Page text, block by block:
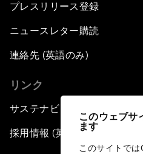
このウェブサ
ます
このサイトで
プレスリリース登録
ニュースレター購読
連絡先 (英語のみ)
リンク
サステナビリティへの取り組み
採用情報 (英語のみ)